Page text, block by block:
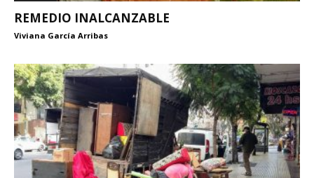
REMEDIO INALCANZABLE
Viviana García Arribas